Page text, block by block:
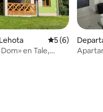
Calificación
5 (6)
en Tale,
bierom